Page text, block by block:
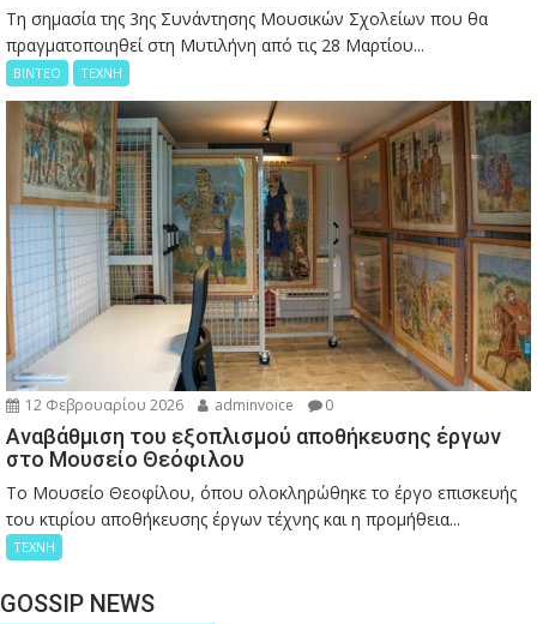
Τη σημασία της 3ης Συνάντησης Μουσικών Σχολείων που θα
πραγματοποιηθεί στη Μυτιλήνη από τις 28 Μαρτίου...
ΒΙΝΤΕΟ ΤΕΧΝΗ
12 Φεβρουαρίου 2026 adminvoice 0
Αναβάθμιση του εξοπλισμού αποθήκευσης έργων
στο Μουσείο Θεόφιλου
Το Μουσείο Θεοφίλου, όπου ολοκληρώθηκε το έργο επισκευής
του κτιρίου αποθήκευσης έργων τέχνης και η προμήθεια...
ΤΕΧΝΗ
GOSSIP NEWS